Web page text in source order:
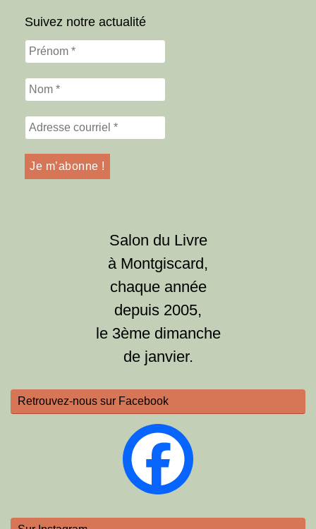
Suivez notre actualité
Salon du Livre
à Montgiscard,
chaque année
depuis 2005,
le 3ème dimanche
de janvier.
Retrouvez-nous sur Facebook